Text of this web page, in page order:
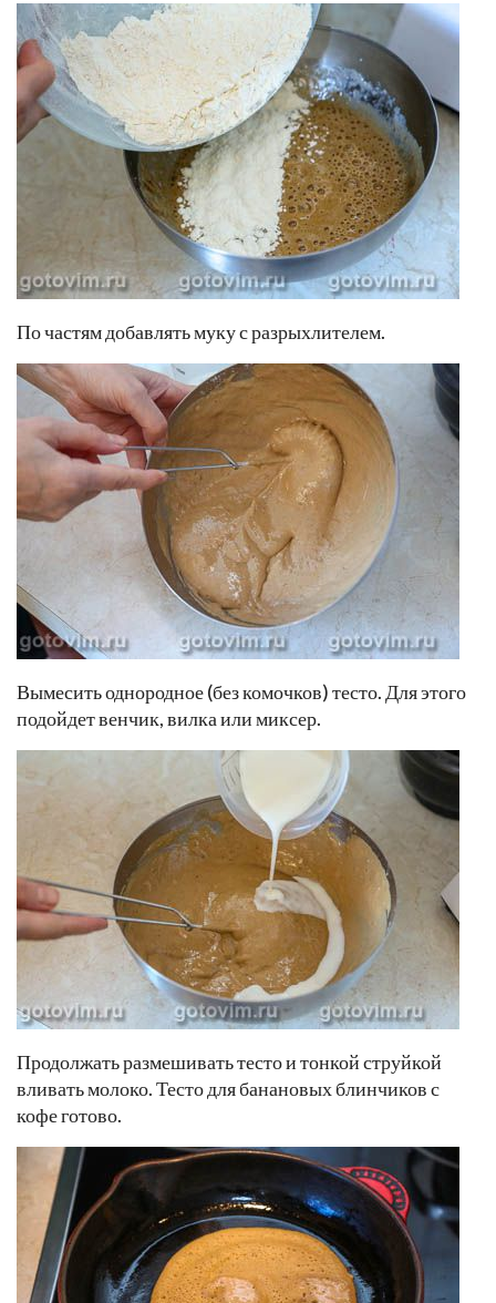
По частям добавлять муку с разрыхлителем.
Вымесить однородное (без комочков) тесто. Для этого
подойдет венчик, вилка или миксер.
Продолжать размешивать тесто и тонкой струйкой
вливать молоко. Тесто для банановых блинчиков с
кофе готово.